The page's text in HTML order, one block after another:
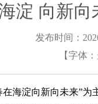
淀 向新向
发布时间：
【字体：
淀向新向未来”为